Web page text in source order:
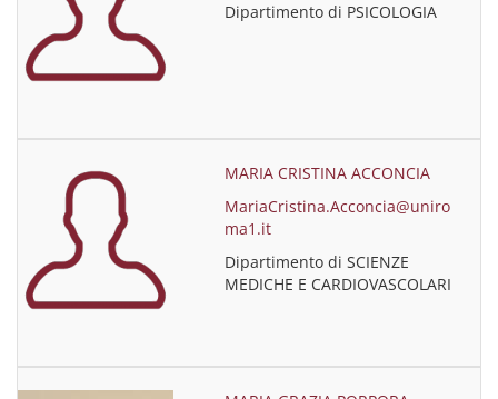
Dipartimento di PSICOLOGIA
MARIA CRISTINA ACCONCIA
MariaCristina.Acconcia@uniro
ma1.it
Dipartimento di SCIENZE
MEDICHE E CARDIOVASCOLARI